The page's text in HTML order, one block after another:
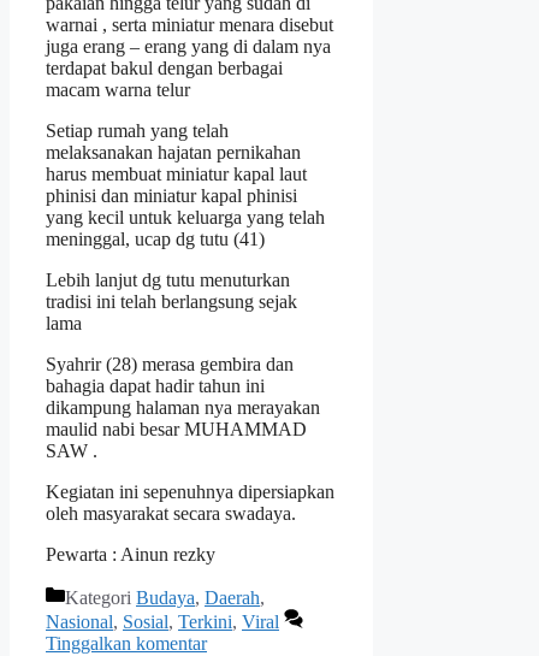
warnai , serta miniatur menara disebut
juga erang – erang yang di dalam nya
terdapat bakul dengan berbagai
macam warna telur
Setiap rumah yang telah
melaksanakan hajatan pernikahan
harus membuat miniatur kapal laut
phinisi dan miniatur kapal phinisi
yang kecil untuk keluarga yang telah
meninggal, ucap dg tutu (41)
Lebih lanjut dg tutu menuturkan
tradisi ini telah berlangsung sejak
lama
Syahrir (28) merasa gembira dan
bahagia dapat hadir tahun ini
dikampung halaman nya merayakan
maulid nabi besar MUHAMMAD
SAW .
Kegiatan ini sepenuhnya dipersiapkan
oleh masyarakat secara swadaya.
Pewarta : Ainun rezky
Kategori Budaya, Daerah,
Nasional, Sosial, Terkini, Viral
Tinggalkan komentar